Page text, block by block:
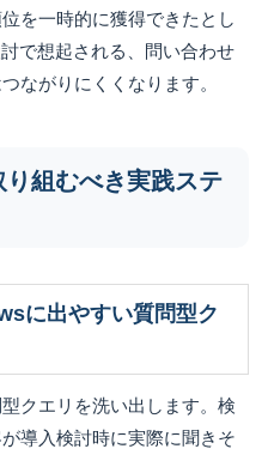
を一時的に獲得できたとし
で想起される、問い合わせ
ながりにくくなります。
組むべき実践ステ
に出やすい質問型ク
クエリを洗い出します。検
導入検討時に実際に聞きそ